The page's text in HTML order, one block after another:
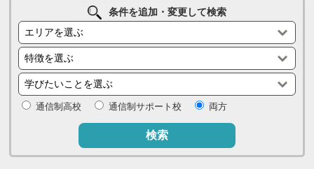
条件を追加・変更して検索
通信制高校 通信制サポート校 両方
検索